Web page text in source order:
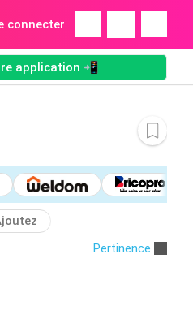
connecter
application 📲
Pertinence